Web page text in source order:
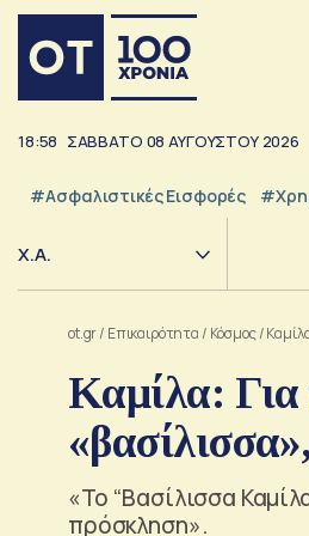
18:58 ΣΑΒΒΑΤΟ 08 ΑΥΓΟΥΣΤΟΥ 2026
#Ασφαλιστικές Εισφορές
Χ.Α.
ot.gr/ Επικαιρότητα / Κόσμος/
Καμίλα:
«Το “Βασίλισσα
πρόσκληση».